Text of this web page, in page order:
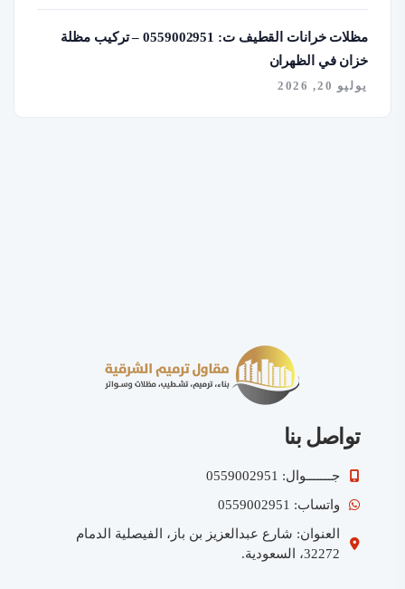
مظلات خرانات القطيف ت: 0559002951 – تركيب مظلة
خزان في الظهران
يوليو 20, 2026
تواصل بنا
جـــــــوال: 0559002951
واتساب: 0559002951
العنوان: شارع عبدالعزيز بن باز، الفيصلية الدمام
32272، السعودية.